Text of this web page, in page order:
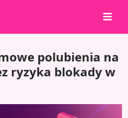
polubienia na
ryzyka blokady w